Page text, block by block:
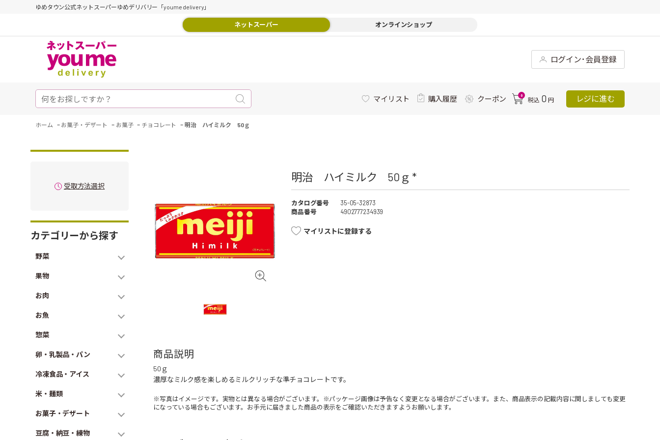
ゆめタウン公式ネットスーパーゆめデリバリー「youme delivery」
ネットスーパー オンラインショップ
ログイン･会員登録
マイリスト 購入履歴 クーポン 0
税込 0 円 レジに進む
ホーム - お菓子・デザート - お菓子 - チョコレート - 明治 ハイミルク 50ｇ
受取方法選択
カテゴリーから探す
野菜
果物
お肉
お魚
惣菜
卵・乳製品・パン
冷凍食品・アイス
米・麺類
お菓子・デザート
豆腐・納豆・練物
明治 ハイミルク 50ｇ *
カタログ番号
35-05-32873
商品番号
4902777234939
マイリストに登録する
商品説明
50ｇ
濃厚なミルク感を楽しめるミルクリッチな準チョコレートです。
※写真はイメージです。実物とは異なる場合がございます。※パッケージ画像は予告なく変更となる場合がございます。また、商品表示の記載内容に関しましても変更
になっている場合もございます。お手元に届きました商品の表示をご確認いただきますようお願いします。